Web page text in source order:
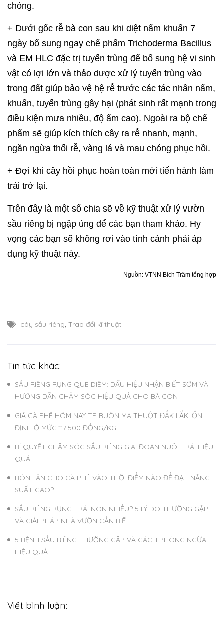
chóng.
+ Dưới gốc rễ bà con sau khi diệt nấm khuẩn 7
ngày bổ sung ngay chế phẩm Trichoderma Bacillus
và EM HLC đặc trị tuyến trùng để bổ sung hệ vi sinh
vật có lợi lớn và thảo dược xử lý tuyến trùng vào
trong đất giúp bảo vệ hệ rễ trước các tác nhân nấm,
khuẩn, tuyến trùng gây hại (phát sinh rất mạnh trong
điều kiện mưa nhiều, độ ẩm cao). Ngoài ra bộ chế
phẩm sẽ giúp kích thích cây ra rễ nhanh, mạnh,
ngăn ngừa thối rễ, vàng lá và mau chóng phục hồi.
+ Đợi khi cây hồi phục hoàn toàn mới tiến hành làm
trái trở lại.
Trên đây là một số chia sẽ về kỹ thuật xử lý vườn
sầu riêng bị ngập úng để các bạn tham khảo. Hy
vọng các bạn sẽ không rơi vào tình cảnh phải áp
dụng kỹ thuật này.
Nguồn: VTNN Bích Trâm tổng hợp
cây sầu riêng, Trao đổi kĩ thuật
Tin tức khác:
SẦU RIÊNG RỤNG QUE DIÊM: DẤU HIỆU NHẬN BIẾT SỚM VÀ
HƯỚNG DẪN CHĂM SÓC HIỆU QUẢ CHO BÀ CON
GIÁ CÀ PHÊ HÔM NAY TP BUÔN MA THUỘT ĐẮK LẮK: ỔN
ĐỊNH Ở MỨC 117.500 ĐỒNG/KG
BÍ QUYẾT CHĂM SÓC SẦU RIÊNG GIAI ĐOẠN NUÔI TRÁI HIỆU
QUẢ
BÓN LÂN CHO CÀ PHÊ VÀO THỜI ĐIỂM NÀO ĐỂ ĐẠT NĂNG
SUẤT CAO?
SẦU RIÊNG RỤNG TRÁI NON NHIỀU? 5 LÝ DO THƯỜNG GẶP
VÀ GIẢI PHÁP NHÀ VƯỜN CẦN BIẾT
5 BỆNH SẦU RIÊNG THƯỜNG GẶP VÀ CÁCH PHÒNG NGỪA
HIỆU QUẢ
Viết bình luận: